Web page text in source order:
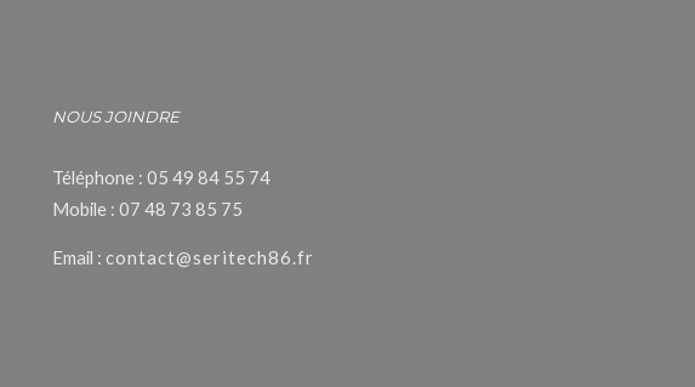
NOUS JOINDRE
Téléphone : 05 49 84 55 74
Mobile : 07 48 73 85 75
Email : contact@seritech86.fr